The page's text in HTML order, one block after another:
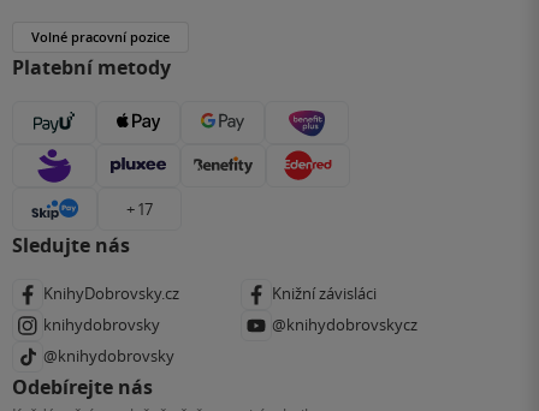
Volné pracovní pozice
Platební metody
+ 17
Sledujte nás
KnihyDobrovsky.cz
Knižní závisláci
knihydobrovsky
@knihydobrovskycz
@knihydobrovsky
Odebírejte nás